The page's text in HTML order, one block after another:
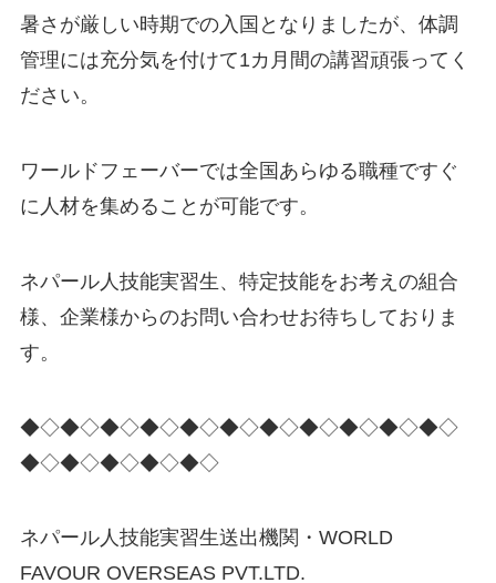
暑さが厳しい時期での入国となりましたが、体調
管理には充分気を付けて1カ月間の講習頑張ってく
ださい。
ワールドフェーバーでは全国あらゆる職種ですぐ
に人材を集めることが可能です。
ネパール人技能実習生、特定技能をお考えの組合
様、企業様からのお問い合わせお待ちしておりま
す。
◆◇◆◇◆◇◆◇◆◇◆◇◆◇◆◇◆◇◆◇◆◇
◆◇◆◇◆◇◆◇◆◇
ネパール人技能実習生送出機関・WORLD
FAVOUR OVERSEAS PVT.LTD.